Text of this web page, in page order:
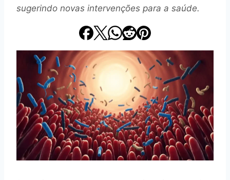
sugerindo novas intervenções para a saúde.